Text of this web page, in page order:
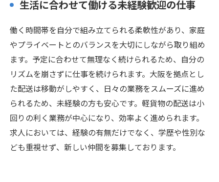
生活に合わせて働ける未経験歓迎の仕事
働く時間帯を自分で組み立てられる柔軟性があり、家庭
やプライベートとのバランスを大切にしながら取り組め
ます。予定に合わせて無理なく続けられるため、自分の
リズムを崩さずに仕事を続けられます。大阪を拠点とし
た配送は移動がしやすく、日々の業務をスムーズに進め
られるため、未経験の方も安心です。軽貨物の配送は小
回りの利く業務が中心になり、効率よく進められます。
求人においては、経験の有無だけでなく、学歴や性別な
ども重視せず、新しい仲間を募集しております。